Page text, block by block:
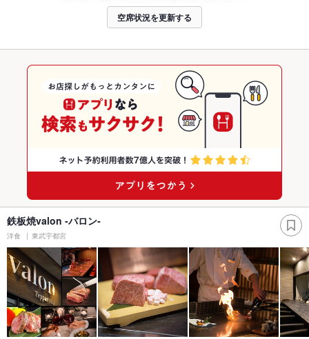
空席状況を更新する
鉄板焼valon ‐バロン‐
洋食 東武宇都宮